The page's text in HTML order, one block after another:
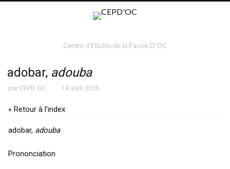
Centre d'Etudes de la Parole D'OC
adobar, adouba
par CEPD OC 14 août 2025
« Retour à l'index
adobar, adouba
Prononciation